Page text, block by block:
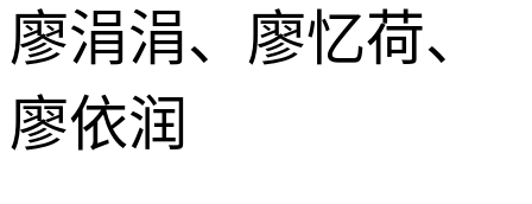
廖涓涓、廖忆荷、
廖依润